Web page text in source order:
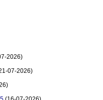
2026)
07-2026)